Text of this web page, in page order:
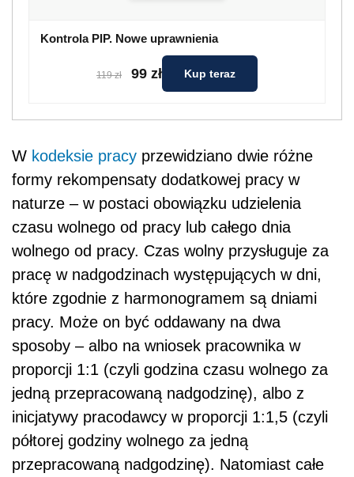
Kontrola PIP. Nowe uprawnienia
119 zł 99 zł Kup teraz
W kodeksie pracy przewidziano dwie różne
formy rekompensaty dodatkowej pracy w
naturze – w postaci obowiązku udzielenia
czasu wolnego od pracy lub całego dnia
wolnego od pracy. Czas wolny przysługuje za
pracę w nadgodzinach występujących w dni,
które zgodnie z harmonogramem są dniami
pracy. Może on być oddawany na dwa
sposoby – albo na wniosek pracownika w
proporcji 1:1 (czyli godzina czasu wolnego za
jedną przepracowaną nadgodzinę), albo z
inicjatywy pracodawcy w proporcji 1:1,5 (czyli
półtorej godziny wolnego za jedną
przepracowaną nadgodzinę). Natomiast całe